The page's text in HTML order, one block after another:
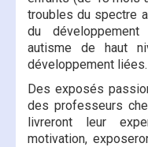
troubles du spectre
du développement
autisme de haut
développement liées.
Des exposés
des professeurs
livreront leur
motivation,